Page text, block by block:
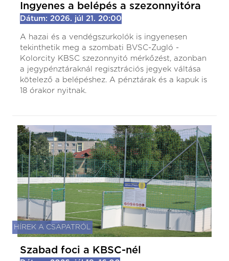
Ingyenes a belépés a szezonnyitóra
Dátum: 2026. júl 21. 20:00
A hazai és a vendégszurkolók is ingyenesen
tekinthetik meg a szombati BVSC-Zugló -
Kolorcity KBSC szezonnyitó mérkőzést, azonban
a jegypénztáraknál regisztrációs jegyek váltása
kötelező a belépéshez. A pénztárak és a kapuk is
18 órakor nyitnak.
HÍREK A CSAPATRÓL
Szabad foci a KBSC-nél